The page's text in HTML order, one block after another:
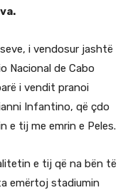
i vendosur jashtë
Nacional de Cabo
i vendit pranoi
Infantino, që çdo
e tij me emrin e Peles.
e tij që na bën të
emërtoj stadiumin